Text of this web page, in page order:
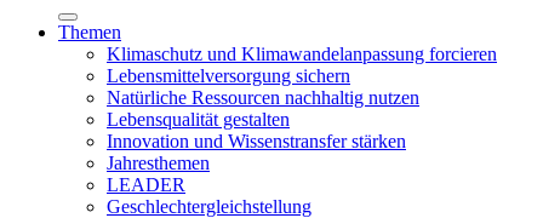
Themen
Klimaschutz und Klimawandelanpassung forcieren
Lebensmittelversorgung sichern
Natürliche Ressourcen nachhaltig nutzen
Lebensqualität gestalten
Innovation und Wissenstransfer stärken
Jahresthemen
LEADER
Geschlechtergleichstellung